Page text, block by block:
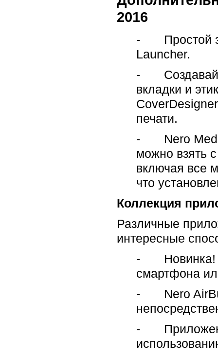
2016
- Простой
Launcher.
-
вкладки и
печати.
- Nero
можно взять
включая все
что
Коллекция
Различные
интересные
- Новинка!
смартфона
- Nero
-